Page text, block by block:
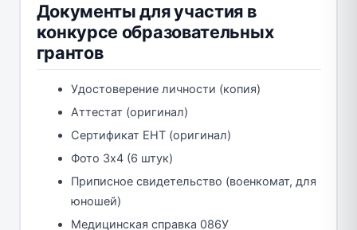
Документы для участия в
конкурсе образовательных
грантов
Удостоверение личности (копия)
Аттестат (оригинал)
Сертификат ЕНТ (оригинал)
Фото 3х4 (6 штук)
Приписное свидетельство (военкомат, для
юношей)
Медицинская справка 086У